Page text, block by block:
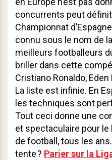
concurrents peut
Championnat
connu sous le nom de
meilleurs footballeurs
briller dans cette
Cristiano Ronaldo,
La liste est infinie. En
les techniques sont
Tout ceci donne une
et spectaculaire pour
de football, tous les
tente ? Parier sur la